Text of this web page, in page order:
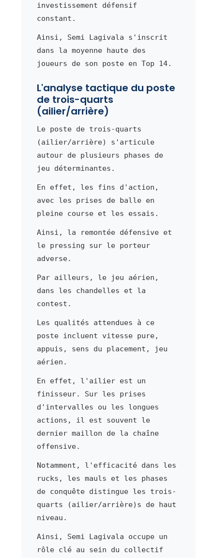
investissement défensif
constant.
Ainsi, Semi Lagivala s'inscrit
dans la moyenne haute des
joueurs de son poste en Top 14.
L'analyse tactique du poste
de trois-quarts
(ailier/arrière)
Le poste de trois-quarts
(ailier/arrière) s'articule
autour de plusieurs phases de
jeu déterminantes.
En effet, les fins d'action,
avec les prises de balle en
pleine course et les essais.
Ainsi, la remontée défensive et
le pressing sur le porteur
adverse.
Par ailleurs, le jeu aérien,
dans les chandelles et la
contest.
Les qualités attendues à ce
poste incluent vitesse pure,
appuis, sens du placement, jeu
aérien.
En effet, l'ailier est un
finisseur. Sur les prises
d'intervalles ou les longues
actions, il est souvent le
dernier maillon de la chaîne
offensive.
Notamment, l'efficacité dans les
rucks, les mauls et les phases
de conquête distingue les trois-
quarts (ailier/arrière)s de haut
niveau.
Ainsi, Semi Lagivala occupe un
rôle clé au sein du collectif